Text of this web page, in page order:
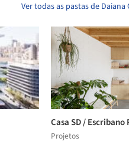
Ver todas as pastas de Daiana
Casa SD /
Projetos